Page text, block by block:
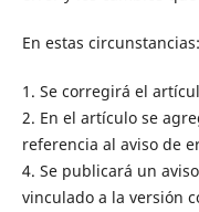
En estas circunstancias:
1. Se corregirá el
2. En el artículo se
referencia al aviso de
4. Se publicará un
vinculado a la versión